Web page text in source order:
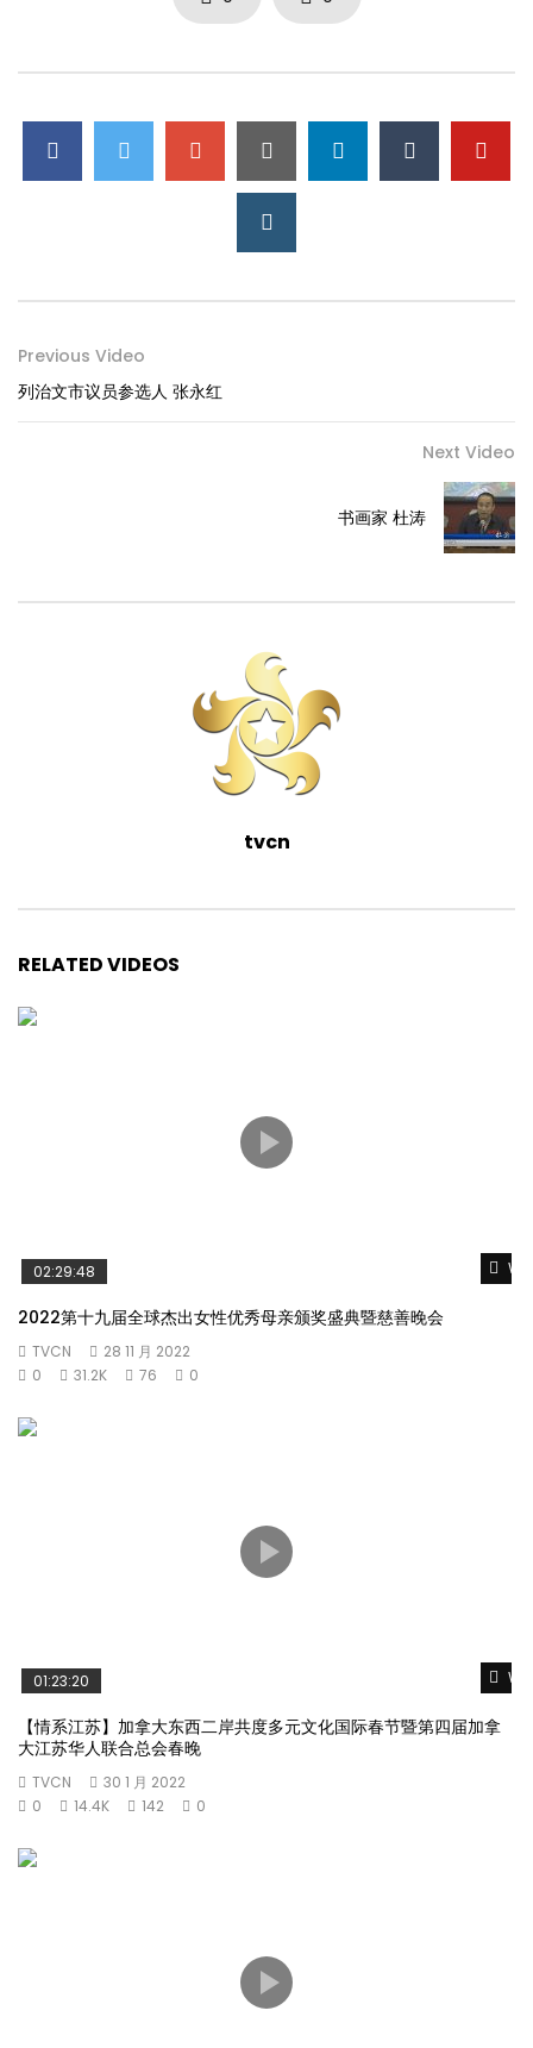
Previous Video
列治文市议员参选人 张永红
Next Video
书画家 杜涛
tvcn
RELATED VIDEOS
02:29:48
2022第十九届全球杰出女性优秀母亲颁奖盛典暨慈善晚会
TVCN
28 11 月 2022
0
31.2K 76 0
01:23:20
【情系江苏】加拿大东西二岸共度多元文化国际春节暨第四届加拿
大江苏华人联合总会春晚
TVCN
30 1 月 2022
0
14.4K 142 0